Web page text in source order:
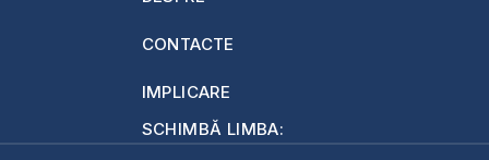
CONTACTE
IMPLICARE
SCHIMBĂ LIMBA: